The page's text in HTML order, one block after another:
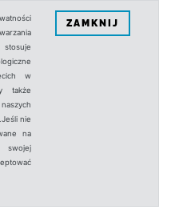
w
także
nie
na
swojej
ZAMKNIJ